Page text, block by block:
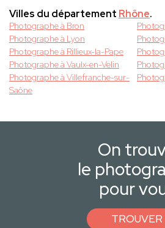
Villes du département Rhône.
Photographe à Bron
Photographe à Lyon
Photographe à Rillieux-la-Pape
Photographe à Vaulx-en-Velin
Photographe à Villefranche-sur-
Saône
On
le
pour
TROUVER